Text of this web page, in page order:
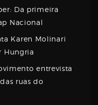
Da primeira
Nacional
Karen Molinari
Hungria
entrevista
ruas do